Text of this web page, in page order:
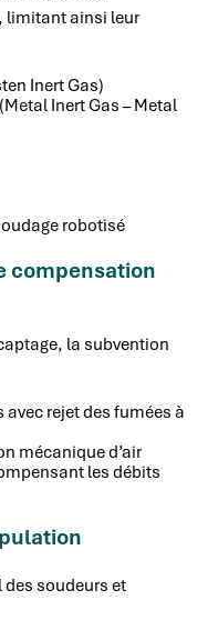
limitant ainsi leur
Inert Gas)
Inert Gas – Metal
robotisé
compensation
la subvention
rejet des fumées à
mécanique d’air
les débits
soudeurs et